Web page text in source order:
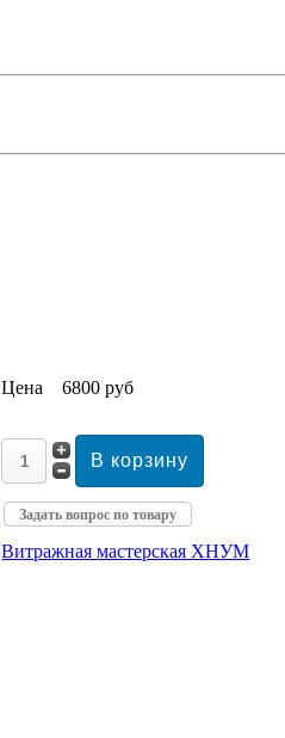
Цена
6800 руб
Задать вопрос по товару
Витражная мастерская ХНУМ